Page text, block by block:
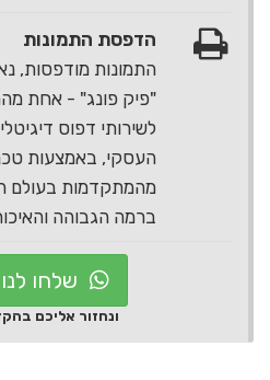
הדפסת התמונות
התמונות מודפסות,
"פיק פונג" - אחת
לשירותי דפוס
העסקי, באמצעות
מהמתקדמות בעולם
ברמה הגבוהה
שלחו
ונחזור אליכם